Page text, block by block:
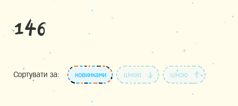
146
Сортувати за: новинками ціною ціною